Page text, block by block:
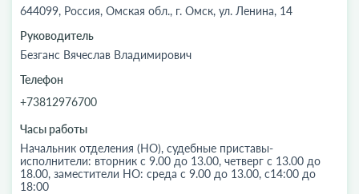
644099, Россия, Омская обл., г. Омск, ул. Ленина, 14
Руководитель
Безганс Вячеслав Владимирович
Телефон
+73812976700
Часы работы
Начальник отделения (НО), судебные приставы-
исполнители: вторник с 9.00 до 13.00, четверг с 13.00 до
18.00, заместители НО: среда с 9.00 до 13.00, с14:00 до
18:00